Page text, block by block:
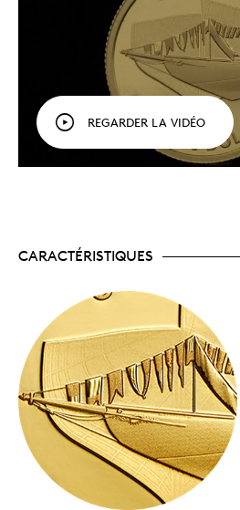
luenose!L'épopée du
dollar épreuve
premier chapitre d'une
sur plusieurs pièces cette
chapitre : le baptême du
magnifique pièce qui nous
Un splendide hommage
pièce en or de notre année
centenaire duBluenose, la
tailler une place dans le
Fierté de laNouvelle-
Canada, ce navire occupe
choix dans l'histoire de la
REGARDER LA VIDÉO
CARACTÉRISTIQUES